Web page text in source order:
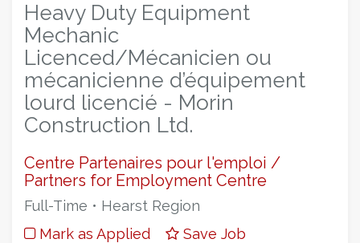
Heavy Duty Equipment
Mechanic
Licenced/Mécanicien ou
mécanicienne d’équipement
lourd licencié - Morin
Construction Ltd.
Centre Partenaires pour l'emploi /
Partners for Employment Centre
Full-Time • Hearst Region
Mark as Applied
Save Job